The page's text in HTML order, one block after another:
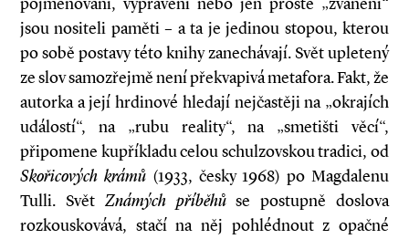
jsou nositeli paměti – a ta je jedinou stopou, kterou
po sobě postavy této knihy zanechávají. Svět upletený
ze slov samozřejmě není překvapivá metafora. Fakt, že
autorka a její hrdinové hledají nejčastěji na „okrajích
událostí“, na „rubu reality“, na „smetišti věcí“,
připomene kupříkladu celou schulzovskou tradici, od
Skořicových krámů(1933, česky 1968) po Magdalenu
Tulli. Svět Známých příběhůse postupně doslova
rozkouskovává, stačí na něj pohlédnout z opačné